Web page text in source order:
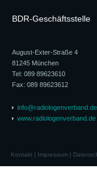
BDR-Geschäftsstelle
August-Exter-Straße 4
81245 München
Tel: 089 89623610
Fax: 089 89623612
info@radiologenverband.de
www.radiologenverband.de
Kontakt| Impressum|